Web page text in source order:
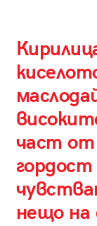
част от
гордост
нещо на